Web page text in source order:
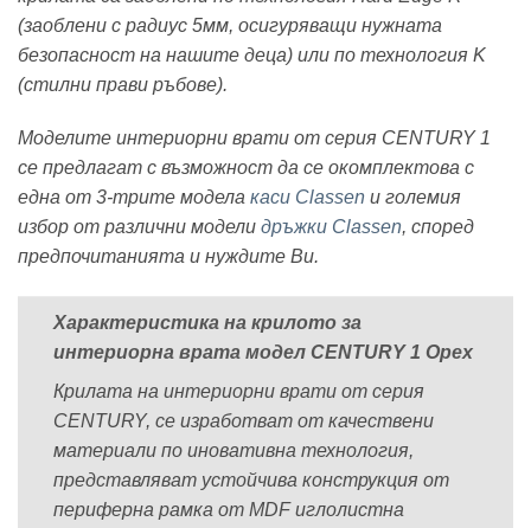
(заоблени с радиус 5мм, осигуряващи нужната
безопасност на нашите деца) или по технология K
(стилни прави ръбове).
Моделите интериорни врати от серия CENTURY 1
се предлагат с възможност да се окомплектова с
една от 3-трите модела каси Classen и големия
избор от различни модели дръжки Classen, според
предпочитанията и нуждите Ви.
Характеристика на крилото за
интериорна врата модел CENTURY 1 Орех
Крилата на интериорни врати от серия
CENTURY, се изработват от качествени
материали по иновативна технология,
представляват устойчива конструкция от
периферна рамка от MDF иглолистна